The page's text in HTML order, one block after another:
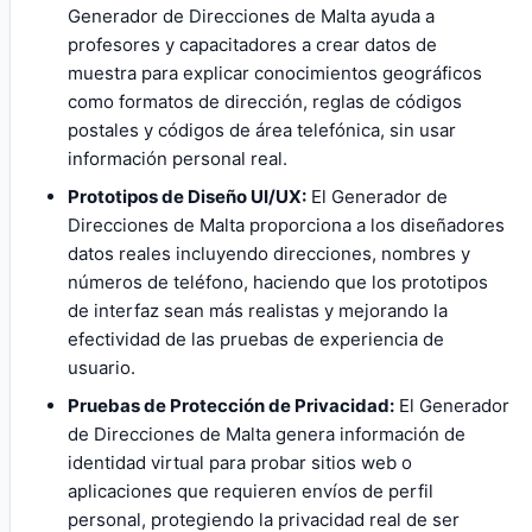
Generador de Direcciones de Malta ayuda a
profesores y capacitadores a crear datos de
muestra para explicar conocimientos geográficos
como formatos de dirección, reglas de códigos
postales y códigos de área telefónica, sin usar
información personal real.
Prototipos de Diseño UI/UX: El Generador de
Direcciones de Malta proporciona a los diseñadores
datos reales incluyendo direcciones, nombres y
números de teléfono, haciendo que los prototipos
de interfaz sean más realistas y mejorando la
efectividad de las pruebas de experiencia de
usuario.
Pruebas de Protección de Privacidad: El Generador
de Direcciones de Malta genera información de
identidad virtual para probar sitios web o
aplicaciones que requieren envíos de perfil
personal, protegiendo la privacidad real de ser